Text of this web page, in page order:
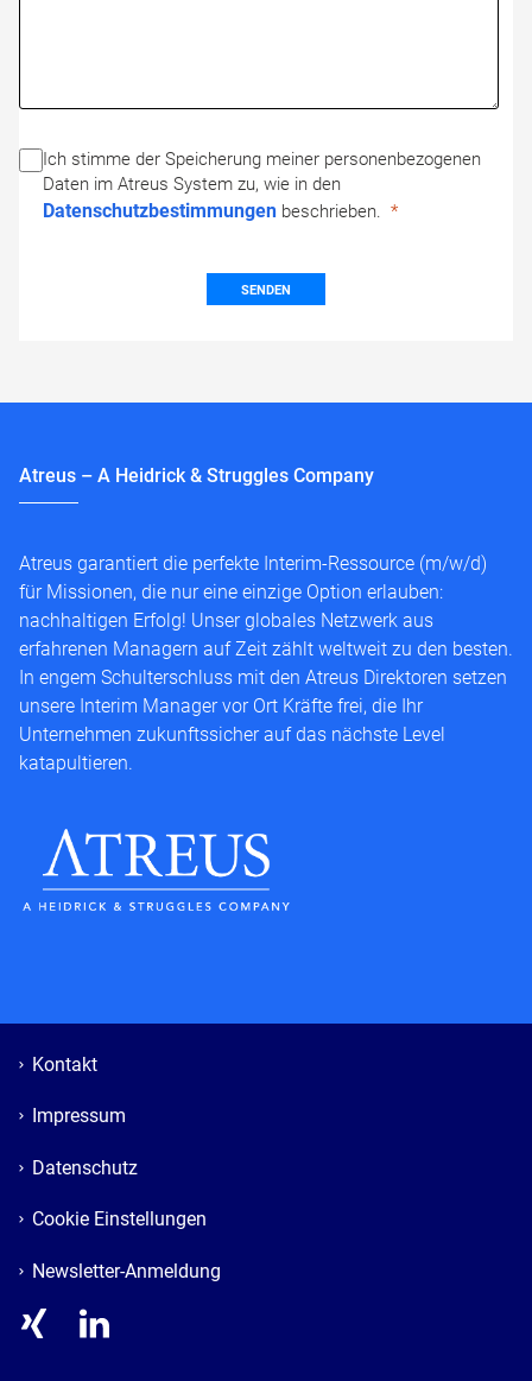
Ich stimme der Speicherung meiner personenbezogenen
Daten im Atreus System zu, wie in den
Datenschutzbestimmungen beschrieben.
SENDEN
Atreus – A Heidrick & Struggles Company
Atreus garantiert die perfekte Interim-Ressource (m/w/d)
für Missionen, die nur eine einzige Option erlauben:
nachhaltigen Erfolg! Unser globales Netzwerk aus
erfahrenen Managern auf Zeit zählt weltweit zu den besten.
In engem Schulterschluss mit den Atreus Direktoren setzen
unsere Interim Manager vor Ort Kräfte frei, die Ihr
Unternehmen zukunftssicher auf das nächste Level
katapultieren.
Kontakt
Impressum
Datenschutz
Cookie Einstellungen
Newsletter-Anmeldung